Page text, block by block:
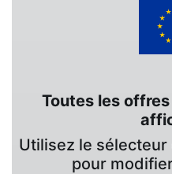
Toutes les
Utilisez le sélecteur
pour